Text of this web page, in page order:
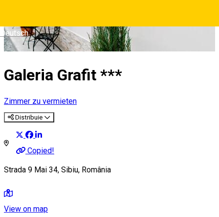
Deutsch
Galeria Grafit ***
Zimmer zu vermieten
Distribuie
Copied!
Strada 9 Mai 34, Sibiu, România
View on map